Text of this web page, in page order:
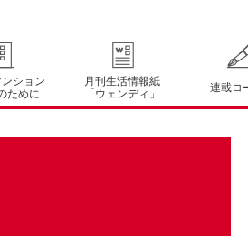
ション
ために
月刊生活情報紙
「ウェンディ」
連載コ